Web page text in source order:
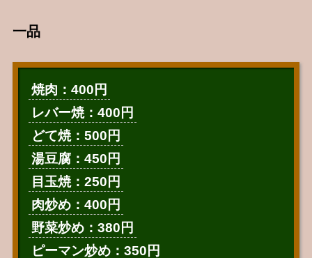
一品
焼肉：400円
レバー焼：400円
どて焼：500円
湯豆腐：450円
目玉焼：250円
肉炒め：400円
野菜炒め：380円
ピーマン炒め：350円